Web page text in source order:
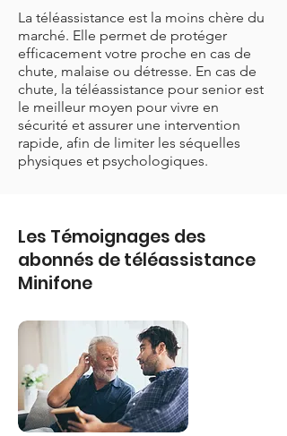
La téléassistance est la moins chère du
marché. Elle permet de protéger
efficacement votre proche en cas de
chute, malaise ou détresse. En cas de
chute, la téléassistance pour senior est
le meilleur moyen pour vivre en
sécurité et assurer une intervention
rapide, afin de limiter les séquelles
physiques et psychologiques.
Les Témoignages des
abonnés de téléassistance
Minifone